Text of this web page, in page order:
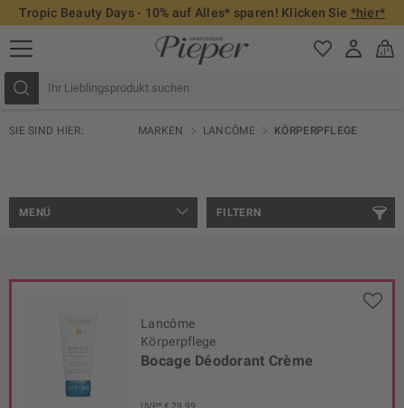
Tropic Beauty Days - 10% auf Alles* sparen! Klicken Sie *hier*
SIE SIND HIER: MARKEN LANCÔME KÖRPERPFLEGE
FILTERN
MENÜ
Lancôme
Körperpflege
Bocage Déodorant Crème
UVP* € 29,99